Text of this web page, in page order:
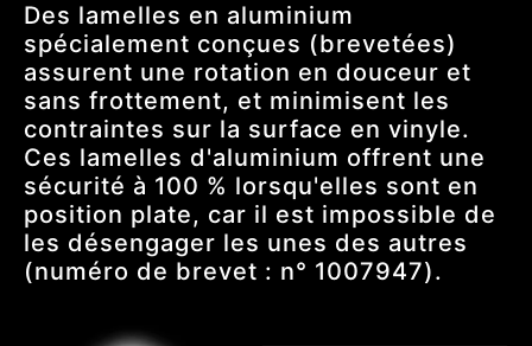
Des lamelles en aluminium
spécialement conçues (brevetées)
assurent une rotation en douceur et
sans frottement, et minimisent les
contraintes sur la surface en vinyle.
Ces lamelles d'aluminium offrent une
sécurité à 100 % lorsqu'elles sont en
position plate, car il est impossible de
les désengager les unes des autres
(numéro de brevet : n° 1007947).